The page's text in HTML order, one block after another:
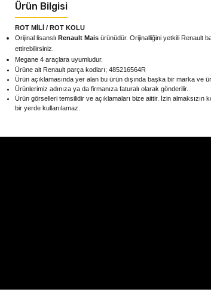
Ürün Bilgisi
ROT MİLİ / ROT KOLU
Orijinal lisanslı Renault Mais ürünüdür. Orijinalliğini yetkili Renault
ettirebilirsiniz.
Megane 4 araçlara uyumludur.
Ürüne ait Renault parça kodları; 485216564R
Ürün açıklamasında yer alan bu ürün dışında başka bir marka ve
Ürünlerimiz adınıza ya da firmanıza faturalı olarak gönderilir.
Ürün görselleri temsilidir ve açıklamaları bize aittir. İzin almaksızın
bir yerde kullanılamaz.